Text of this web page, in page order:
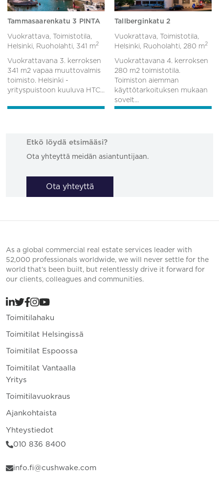
Tammasaarenkatu 3 PINTA
Vuokrattava, Toimistotila,
Helsinki, Ruoholahti, 341 m2
Vuokrattavana 3. kerroksen
341 m2 vapaa muuttovalmis
toimisto. Helsinki -
yrityspuistoon kuuluva HTC...
Tallberginkatu 2
Vuokrattava, Toimistotila,
Helsinki, Ruoholahti, 280 m2
Vuokrattavana 4. kerroksen
280 m2 toimistotila.
Toimiston aiemman
käyttötarkoituksen mukaan
sovelt...
Etkö löydä etsimääsi?
Ota yhteyttä meidän asiantuntijaan.
Ota yhteyttä
As a global commercial real estate services leader with
52,000 professionals worldwide, we will never settle for the
world that’s been built, but relentlessly drive it forward for
our clients, colleagues and communities.
Toimitilahaku
Toimitilat Helsingissä
Toimitilat Espoossa
Toimitilat Vantaalla
Yritys
Toimitilavuokraus
Ajankohtaista
Yhteystiedot
010 836 8400
info.fi@cushwake.com